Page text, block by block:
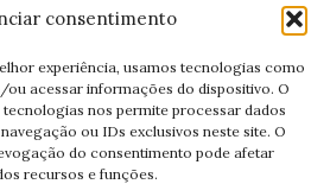
consentimento
experiência, usamos tecnologias como
acessar informações do dispositivo. O
nos permite processar dados
ou IDs exclusivos neste site. O
do consentimento pode afetar
recursos e funções.